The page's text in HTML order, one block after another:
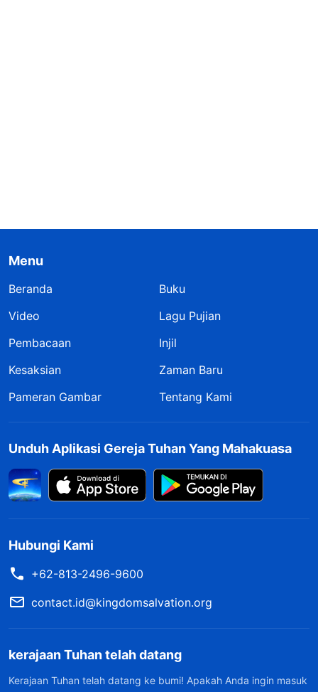
Menu
Beranda
Buku
Video
Lagu Pujian
Pembacaan
Injil
Kesaksian
Zaman Baru
Pameran Gambar
Tentang Kami
Unduh Aplikasi Gereja Tuhan Yang Mahakuasa
Hubungi Kami
+62-813-2496-9600
contact.id@kingdomsalvation.org
kerajaan Tuhan telah datang
Kerajaan Tuhan telah datang ke bumi! Apakah Anda ingin masuk